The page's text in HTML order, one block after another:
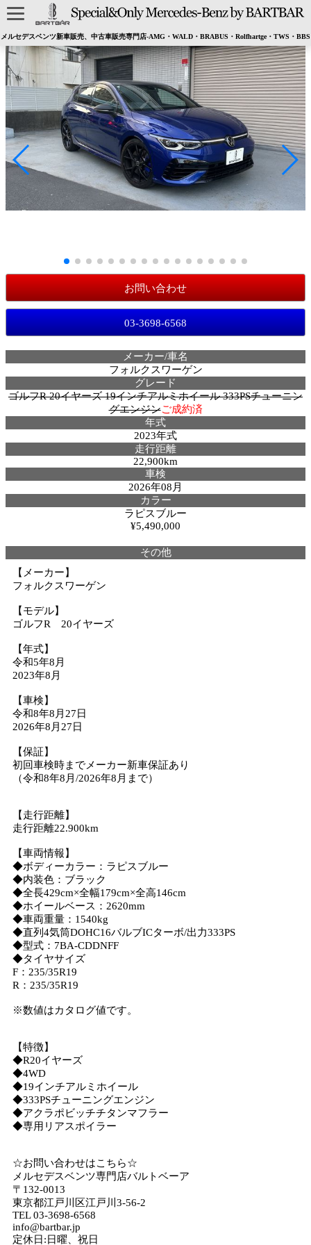
メルセデスベンツ新車販売、中古車販売専門店-AMG・WALD・BRABUS・Rolfhartge・TWS・BBS
お問い合わせ
03-3698-6568
メーカー/車名
フォルクスワーゲン
グレード
ゴルフR 20イヤーズ 19インチアルミホイール 333PSチューニン
グエンジンご成約済
年式
2023年式
走行距離
22,900km
車検
2026年08月
カラー
ラピスブルー
¥5,490,000
その他
【メーカー】
フォルクスワーゲン
【モデル】
ゴルフR 20イヤーズ
【年式】
令和5年8月
2023年8月
【車検】
令和8年8月27日
2026年8月27日
【保証】
初回車検時までメーカー新車保証あり
（令和8年8月/2026年8月まで）
【走行距離】
走行距離22.900km
【車両情報】
◆ボディーカラー：ラピスブルー
◆内装色：ブラック
◆全長429cm×全幅179cm×全高146cm
◆ホイールベース：2620mm
◆車両重量：1540kg
◆直列4気筒DOHC16バルブICターボ/出力333PS
◆型式：7BA-CDDNFF
◆タイヤサイズ
F：235/35R19
R：235/35R19
※数値はカタログ値です。
【特徴】
◆R20イヤーズ
◆4WD
◆19インチアルミホイール
◆333PSチューニングエンジン
◆アクラポビッチチタンマフラー
◆専用リアスポイラー
☆お問い合わせはこちら☆
メルセデスベンツ専門店バルトベーア
〒132-0013
東京都江戸川区江戸川3-56-2
TEL 03-3698-6568
info@bartbar.jp
定休日:日曜、祝日